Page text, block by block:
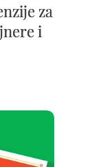
za
i